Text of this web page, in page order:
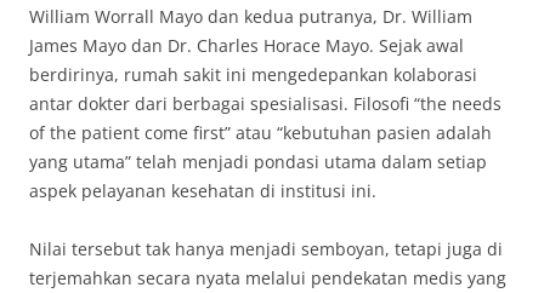
William Worrall Mayo dan kedua putranya, Dr. William
James Mayo dan Dr. Charles Horace Mayo. Sejak awal
berdirinya, rumah sakit ini mengedepankan kolaborasi
antar dokter dari berbagai spesialisasi. Filosofi “the needs
of the patient come first” atau “kebutuhan pasien adalah
yang utama” telah menjadi pondasi utama dalam setiap
aspek pelayanan kesehatan di institusi ini.
Nilai tersebut tak hanya menjadi semboyan, tetapi juga di
terjemahkan secara nyata melalui pendekatan medis yang